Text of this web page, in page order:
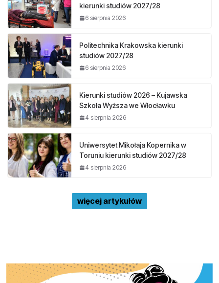
kierunki studiów 2027/28
6 sierpnia 2026
Politechnika Krakowska kierunki
studiów 2027/28
6 sierpnia 2026
Kierunki studiów 2026 – Kujawska
Szkoła Wyższa we Włocławku
4 sierpnia 2026
Uniwersytet Mikołaja Kopernika w
Toruniu kierunki studiów 2027/28
4 sierpnia 2026
więcej artykułów